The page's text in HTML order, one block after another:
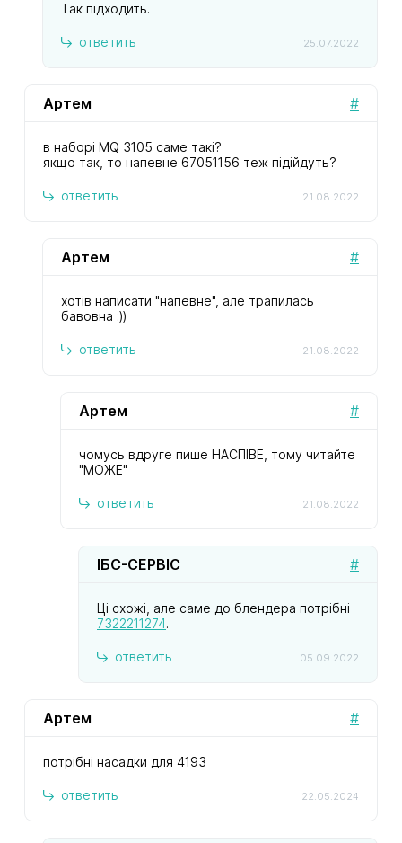
25.07.2022
Так підходить.
ответить
#
Артем
21.08.2022
в наборі MQ 3105 саме такі?
якщо так, то напевне 67051156 теж підійдуть?
ответить
#
Артем
21.08.2022
хотів написати "напевне", але трапилась
бавовна :))
ответить
#
Артем
21.08.2022
чомусь вдруге пише НАСПІВЕ, тому читайте
"МОЖЕ"
ответить
#
ІБС-СЕРВІС
05.09.2022
Ці схожі, але саме до блендера потрібні
7322211274.
ответить
#
Артем
22.05.2024
потрібні насадки для 4193
ответить